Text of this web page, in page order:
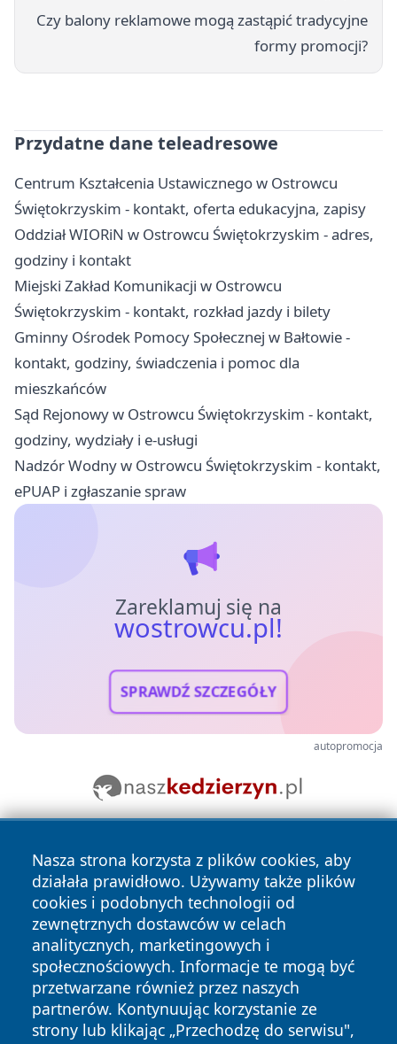
Czy balony reklamowe mogą zastąpić tradycyjne
formy promocji?
Przydatne dane teleadresowe
Centrum Kształcenia Ustawicznego w Ostrowcu
Świętokrzyskim - kontakt, oferta edukacyjna, zapisy
Oddział WIORiN w Ostrowcu Świętokrzyskim - adres,
godziny i kontakt
Miejski Zakład Komunikacji w Ostrowcu
Świętokrzyskim - kontakt, rozkład jazdy i bilety
Gminny Ośrodek Pomocy Społecznej w Bałtowie -
kontakt, godziny, świadczenia i pomoc dla
mieszkańców
Sąd Rejonowy w Ostrowcu Świętokrzyskim - kontakt,
godziny, wydziały i e-usługi
Nadzór Wodny w Ostrowcu Świętokrzyskim - kontakt,
ePUAP i zgłaszanie spraw
Zareklamuj się na
wostrowcu.pl!
SPRAWDŹ SZCZEGÓŁY
autopromocja
Nasza strona korzysta z plików cookies, aby
działała prawidłowo. Używamy także plików
cookies i podobnych technologii od
zewnętrznych dostawców w celach
analitycznych, marketingowych i
społecznościowych. Informacje te mogą być
przetwarzane również przez naszych
partnerów. Kontynuując korzystanie ze
strony lub klikając „Przechodzę do serwisu",
Copyright © 2026 wostrowcu.pl Wszystkie prawa zastrzeżone.
News Autorzy
Polityka
Prywatności
Polityka
Cookies